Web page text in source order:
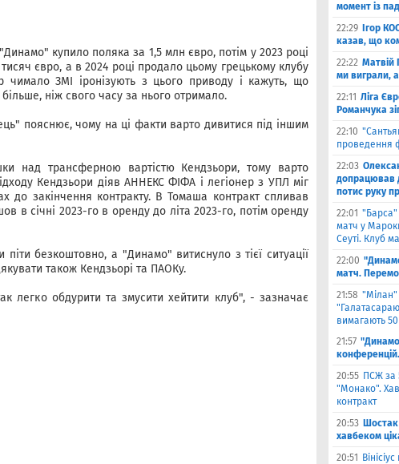
купило поляка за 1,5 млн євро, потім у 2023 році
євро, а в 2024 році продало цьому грецькому клубу
чимало ЗМІ іронізують з цього приводу і кажуть, що
ніж свого часу за нього отримало.
пояснює, чому на ці факти варто дивитися під іншим
над трансферною вартістю Кендзьори, тому варто
Кендзьори діяв АННЕКС ФІФА і легіонер з УПЛ міг
до закінчення контракту. В Томаша контракт спливав
в січні 2023-го в оренду до літа 2023-го, потім оренду
безкоштовно, а "Динамо" витиснуло з тієї ситуації
також Кендзьорі та ПАОКу.
легко обдурити та змусити хейтити клуб", - зазначає
момент із
22:29
Ігор
казав, що
22:22
ми виграли,
22:11 Ліга
Романчука
22:10
проведення
22:03
допрацював
потис руку
22:01 "Барса"
матч у
Сеуті. Клуб
22:00
матч.
21:58
вимагають
21:57
20:55 ПСЖ за
"Монако".
контракт
20:53
хавбеком
20:51